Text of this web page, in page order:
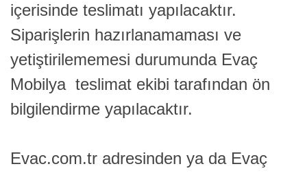
içerisinde teslimatı yapılacaktır.
Siparişlerin hazırlanamaması ve
yetiştirilememesi durumunda Evaç
Mobilya teslimat ekibi tarafından ön
bilgilendirme yapılacaktır.
Evac.com.tr adresinden ya da Evaç